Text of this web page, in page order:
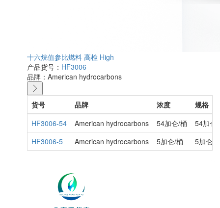
十六烷值参比燃料 高检 High
产品货号： HF3006
品牌： American hydrocarbons
货号 品牌 浓度
规格
HF3006-54
American hydrocarbons 54加仑/桶
54加仑
HF3006-5
American hydrocarbons 5加仑/桶 5加仑